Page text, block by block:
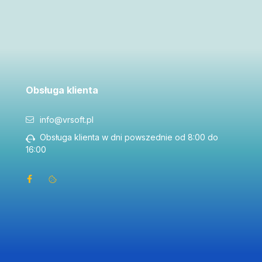
Obsługa klienta
info@vrsoft.pl
Obsługa klienta w dni powszednie od 8:00 do
16:00